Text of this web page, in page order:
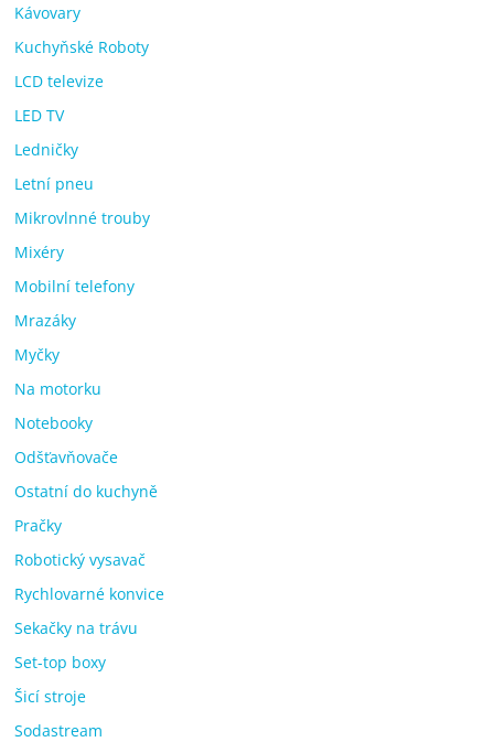
Kávovary
Kuchyňské Roboty
LCD televize
LED TV
Ledničky
Letní pneu
Mikrovlnné trouby
Mixéry
Mobilní telefony
Mrazáky
Myčky
Na motorku
Notebooky
Odšťavňovače
Ostatní do kuchyně
Pračky
Robotický vysavač
Rychlovarné konvice
Sekačky na trávu
Set-top boxy
Šicí stroje
Sodastream